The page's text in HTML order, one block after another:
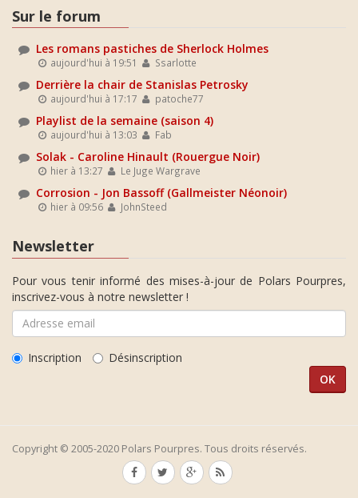
Sur le forum
Les romans pastiches de Sherlock Holmes
aujourd'hui à 19:51 Ssarlotte
Derrière la chair de Stanislas Petrosky
aujourd'hui à 17:17 patoche77
Playlist de la semaine (saison 4)
aujourd'hui à 13:03 Fab
Solak - Caroline Hinault (Rouergue Noir)
hier à 13:27 Le Juge Wargrave
Corrosion - Jon Bassoff (Gallmeister Néonoir)
hier à 09:56 JohnSteed
Newsletter
Pour vous tenir informé des mises-à-jour de Polars Pourpres,
inscrivez-vous à notre newsletter !
Inscription Désinscription
Copyright © 2005-2020 Polars Pourpres. Tous droits réservés.